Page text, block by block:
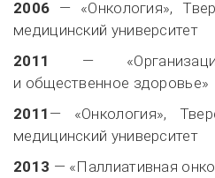
2006 — «Онкология»,
медицинский университет
2011
—
и общественное здоровье»
2011 — «Онкология»,
медицинский университет
2013 — «Паллиативная